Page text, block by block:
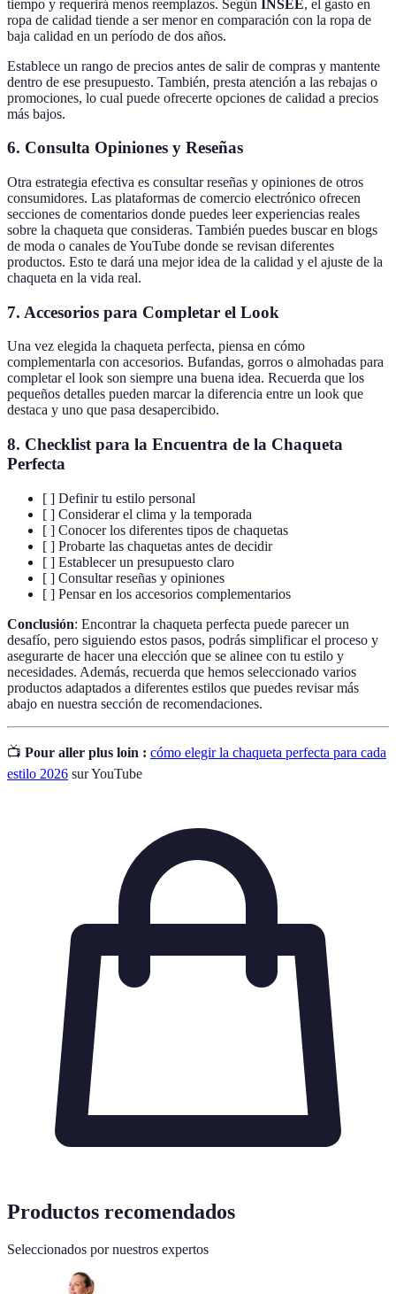
tiempo y requerirá menos reemplazos. Según INSEE, el gasto en
ropa de calidad tiende a ser menor en comparación con la ropa de
baja calidad en un período de dos años.
Establece un rango de precios antes de salir de compras y mantente
dentro de ese presupuesto. También, presta atención a las rebajas o
promociones, lo cual puede ofrecerte opciones de calidad a precios
más bajos.
6. Consulta Opiniones y Reseñas
Otra estrategia efectiva es consultar reseñas y opiniones de otros
consumidores. Las plataformas de comercio electrónico ofrecen
secciones de comentarios donde puedes leer experiencias reales
sobre la chaqueta que consideras. También puedes buscar en blogs
de moda o canales de YouTube donde se revisan diferentes
productos. Esto te dará una mejor idea de la calidad y el ajuste de la
chaqueta en la vida real.
7. Accesorios para Completar el Look
Una vez elegida la chaqueta perfecta, piensa en cómo
complementarla con accesorios. Bufandas, gorros o almohadas para
completar el look son siempre una buena idea. Recuerda que los
pequeños detalles pueden marcar la diferencia entre un look que
destaca y uno que pasa desapercibido.
8. Checklist para la Encuentra de la Chaqueta
Perfecta
[ ] Definir tu estilo personal
[ ] Considerar el clima y la temporada
[ ] Conocer los diferentes tipos de chaquetas
[ ] Probarte las chaquetas antes de decidir
[ ] Establecer un presupuesto claro
[ ] Consultar reseñas y opiniones
[ ] Pensar en los accesorios complementarios
Conclusión: Encontrar la chaqueta perfecta puede parecer un
desafío, pero siguiendo estos pasos, podrás simplificar el proceso y
asegurarte de hacer una elección que se alinee con tu estilo y
necesidades. Además, recuerda que hemos seleccionado varios
productos adaptados a diferentes estilos que puedes revisar más
abajo en nuestra sección de recomendaciones.
📺 Pour aller plus loin : cómo elegir la chaqueta perfecta para cada
estilo 2026 sur YouTube
Productos recomendados
Seleccionados por nuestros expertos